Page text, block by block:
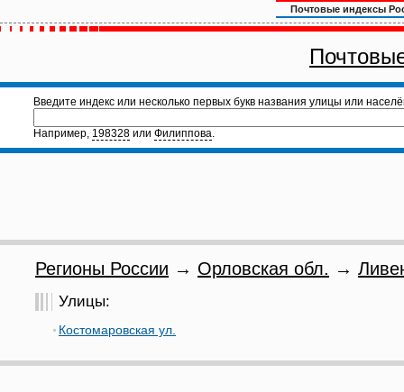
Почтовые индексы
Введите индекс или несколько первых букв названия улицы или
Например, 198328 или Филиппова.
Регионы России → Орловская обл. →
Улицы:
Костомаровская ул.